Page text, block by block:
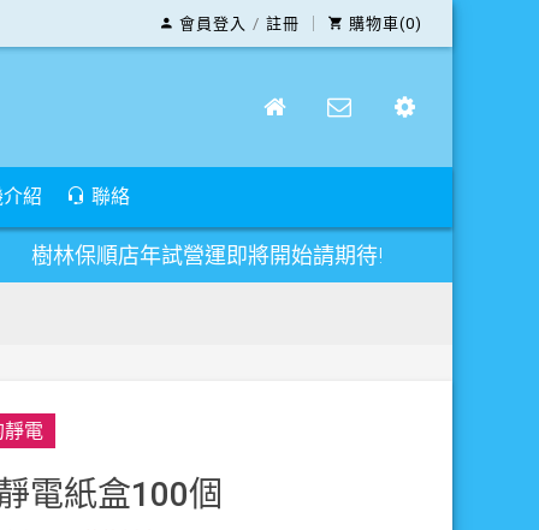
會員登入 / 註冊 購物車(0)
紹 聯絡
保順店年試營運即將開始請期待!
電
電紙盒100個